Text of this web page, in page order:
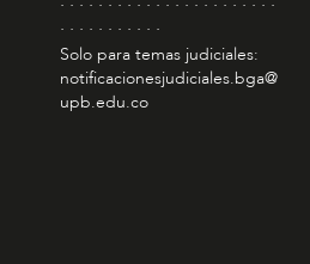
. . . . . . . . . . .
Solo para temas judiciales:
notificacionesjudiciales.bga@
upb.edu.co